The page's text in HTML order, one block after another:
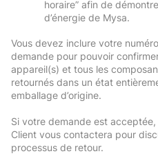
horaire” afin de
d’énergie de Mysa.
Vous devez inclure votre
demande pour pouvoir
appareil(s) et tous les
retournés dans un état
emballage d’origine.
Si votre demande est
Client vous contactera pour
processus de retour.